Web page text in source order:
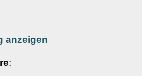
anzeigen
: